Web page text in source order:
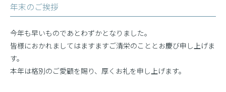
年末のご挨拶
今年も早いものであとわずかとなりました。
皆様におかれましてはますますご清栄のこととお慶び申し上げま
す。
本年は格別のご愛顧を賜り、厚くお礼を申し上げます。